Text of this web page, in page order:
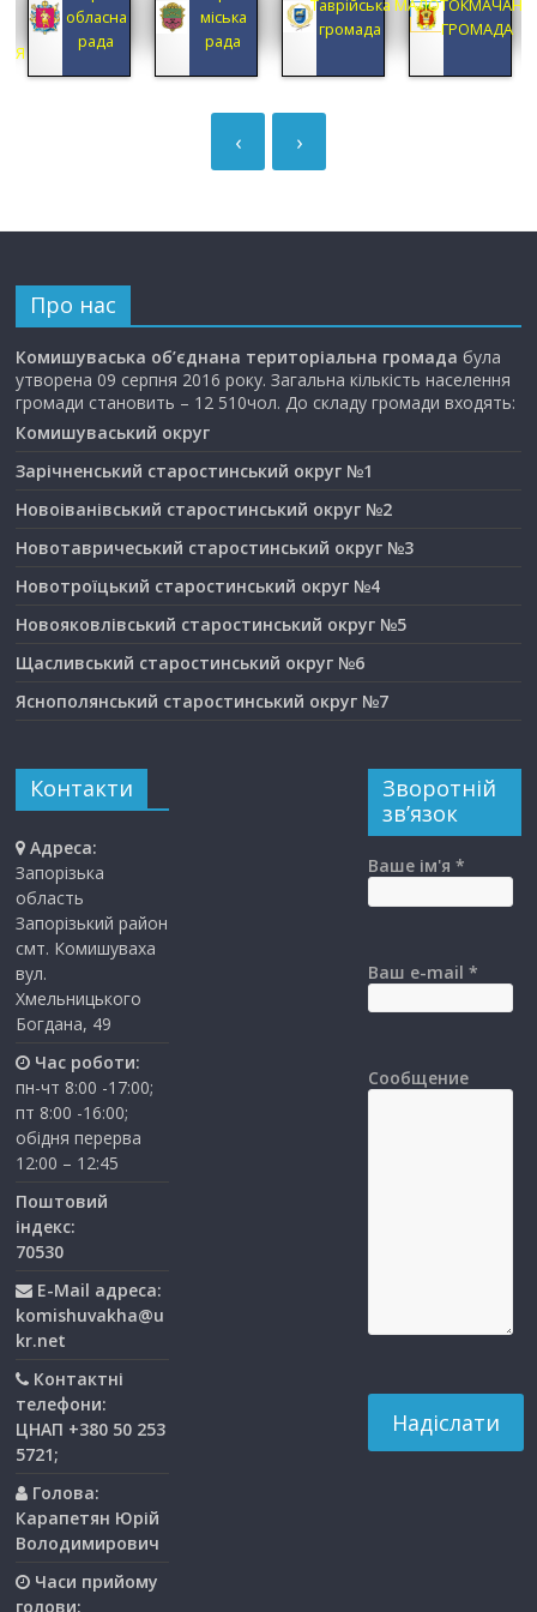
обласна
рада
міська
рада
Таврійська
громада
ГРОМАДА
›
‹
Про нас
Комишуваська об’єднана територіальна громада була
утворена 09 серпня 2016 року. Загальна кількість населення
громади становить – 12 510чол. До складу громади входять:
Комишуваський округ
Зарічненський старостинський округ №1
Новоіванівський старостинський округ №2
Новотавричеський старостинський округ №3
Новотроїцький старостинський округ №4
Новояковлівський старостинський округ №5
Щасливський старостинський округ №6
Яснополянський старостинський округ №7
Контакти
Адреса:
Запорізька
область
Запорізький район
смт. Комишуваха
вул.
Хмельницького
Богдана, 49
Час роботи:
пн-чт 8:00 -17:00;
пт 8:00 -16:00;
обідня перерва
12:00 – 12:45
Поштовий
індекс:
70530
E-Mail адреса:
komishuvakha@u
kr.net
Контактні
телефони:
ЦНАП +380 50 253
5721;
Голова:
Карапетян Юрій
Володимирович
Часи прийому
голови:
Зворотній
зв’язок
Ваше ім'я *
Ваш e-mail *
Сообщение